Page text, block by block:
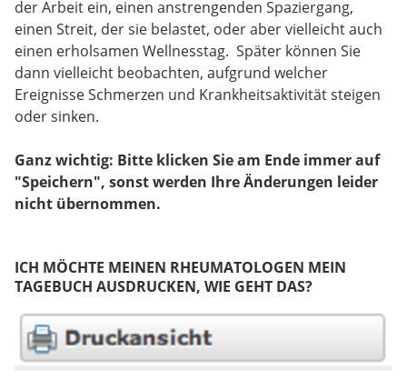
der Arbeit ein, einen anstrengenden Spaziergang,
einen Streit, der sie belastet, oder aber vielleicht auch
einen erholsamen Wellnesstag. Später können Sie
dann vielleicht beobachten, aufgrund welcher
Ereignisse Schmerzen und Krankheitsaktivität steigen
oder sinken.
Ganz wichtig: Bitte klicken Sie am Ende immer auf
"Speichern", sonst werden Ihre Änderungen leider
nicht übernommen.
ICH MÖCHTE MEINEN RHEUMATOLOGEN MEIN
TAGEBUCH AUSDRUCKEN, WIE GEHT DAS?